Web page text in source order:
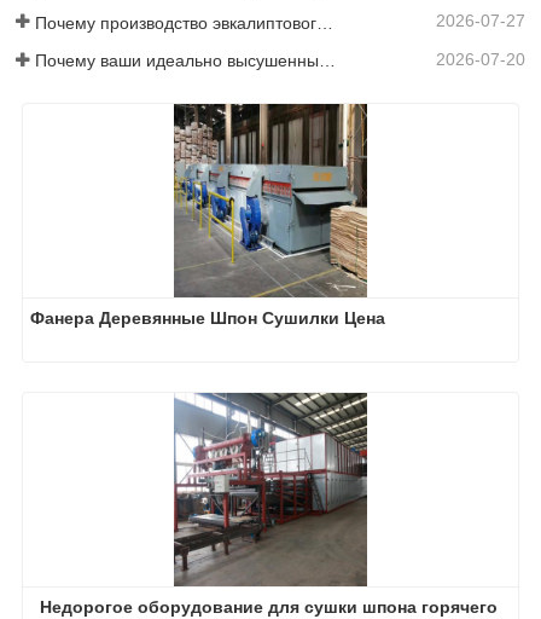
2026-07-27
2026-07-20
Фанера Деревянные Шпон Сушилки Цена
Недорогое оборудование для сушки шпона горячего